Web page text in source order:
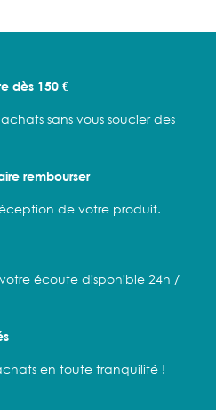
dès 150 €
sans vous soucier des
rembourser
de votre produit.
écoute disponible 24h /
en toute tranquilité !